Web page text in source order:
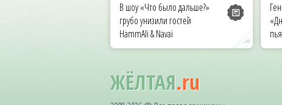
В шоу «Что было дальше?»
грубо унизили гостей
HammAli & Navai
ЖЁЛТАЯ.ru